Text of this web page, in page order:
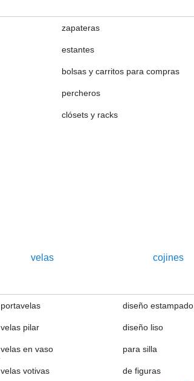
zapateras
estantes
bolsas y carritos para compras
percheros
clósets y racks
velas
portavelas
velas pilar
velas en vaso
velas votivas
cojines
diseño estampado
diseño liso
para silla
de figuras